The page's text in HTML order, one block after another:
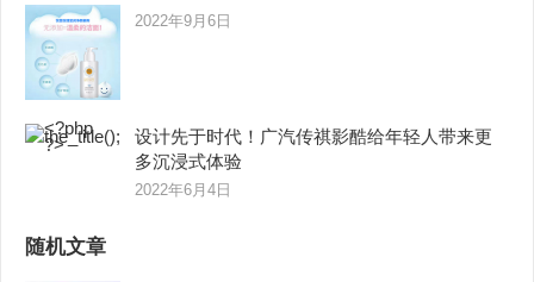
2022年9月6日
设计先于时代！广汽传祺影酷给年轻人带来更
多沉浸式体验
2022年6月4日
随机文章